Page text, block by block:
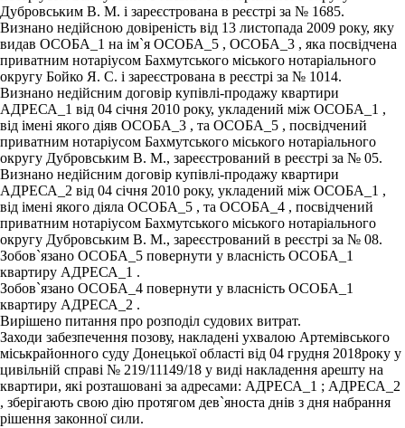
Дубровським В. М. і зареєстрована в реєстрі за № 1685.
Визнано недійсною довіреність від 13 листопада 2009 року, яку
видав ОСОБА_1 на ім`я ОСОБА_5 , ОСОБА_3 , яка посвідчена
приватним нотаріусом Бахмутського міського нотаріального
округу Бойко Я. С. і зареєстрована в реєстрі за № 1014.
Визнано недійсним договір купівлі-продажу квартири
АДРЕСА_1 від 04 січня 2010 року, укладений між ОСОБА_1 ,
від імені якого діяв ОСОБА_3 , та ОСОБА_5 , посвідчений
приватним нотаріусом Бахмутського міського нотаріального
округу Дубровським В. М., зареєстрований в реєстрі за № 05.
Визнано недійсним договір купівлі-продажу квартири
АДРЕСА_2 від 04 січня 2010 року, укладений між ОСОБА_1 ,
від імені якого діяла ОСОБА_5 , та ОСОБА_4 , посвідчений
приватним нотаріусом Бахмутського міського нотаріального
округу Дубровським В. М., зареєстрований в реєстрі за № 08.
Зобов`язано ОСОБА_5 повернути у власність ОСОБА_1
квартиру АДРЕСА_1 .
Зобов`язано ОСОБА_4 повернути у власність ОСОБА_1
квартиру АДРЕСА_2 .
Вирішено питання про розподіл судових витрат.
Заходи забезпечення позову, накладені ухвалою Артемівського
міськрайонного суду Донецької області від 04 грудня 2018року у
цивільній справі № 219/11149/18 у виді накладення арешту на
квартири, які розташовані за адресами: АДРЕСА_1 ; АДРЕСА_2
, зберігають свою дію протягом дев`яноста днів з дня набрання
рішення законної сили.